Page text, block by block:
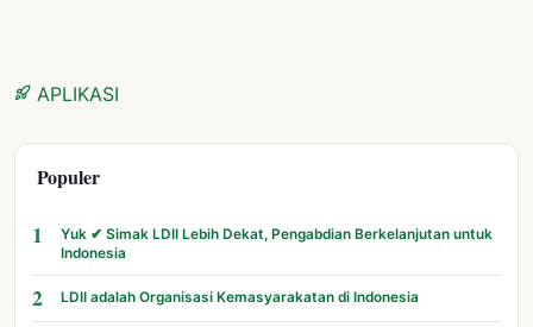
APLIKASI
Populer
1
Yuk ✔ Simak LDII Lebih Dekat, Pengabdian Berkelanjutan untuk
Indonesia
2 LDII adalah Organisasi Kemasyarakatan di Indonesia